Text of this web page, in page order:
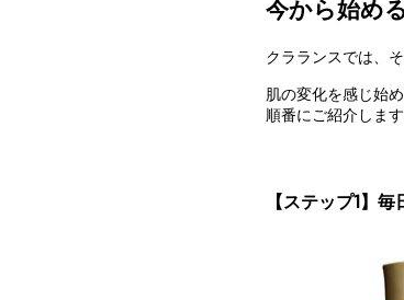
今から始め
クラランスでは、
肌の変化を感じ始
順番にご紹介します
【ステップ1】